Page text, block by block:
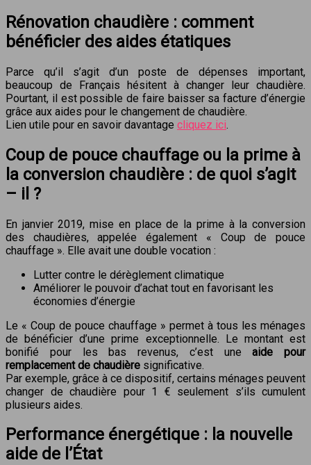
Rénovation chaudière : comment
bénéficier des aides étatiques
Parce qu’il s’agit d’un poste de dépenses important,
beaucoup de Français hésitent à changer leur chaudière.
Pourtant, il est possible de faire baisser sa facture d’énergie
grâce aux aides pour le changement de chaudière.
Lien utile pour en savoir davantage cliquez ici.
Coup de pouce chauffage ou la prime à
la conversion chaudière : de quoi s’agit
– il ?
En janvier 2019, mise en place de la prime à la conversion
des chaudières, appelée également « Coup de pouce
chauffage ». Elle avait une double vocation :
Lutter contre le dérèglement climatique
Améliorer le pouvoir d’achat tout en favorisant les
économies d’énergie
Le « Coup de pouce chauffage » permet à tous les ménages
de bénéficier d’une prime exceptionnelle. Le montant est
bonifié pour les bas revenus, c’est uneaide pour
remplacement de chaudière significative.
Par exemple, grâce à ce dispositif, certains ménages peuvent
changer de chaudière pour 1 € seulement s’ils cumulent
plusieurs aides.
Performance énergétique : la nouvelle
aide de l’État